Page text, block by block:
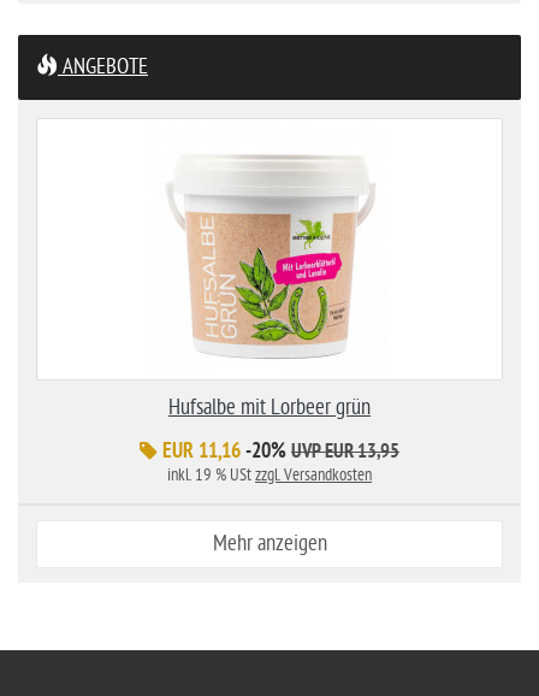
ANGEBOTE
Hufsalbe mit Lorbeer grün
EUR 11,16-20% UVP EUR 13,95
inkl. 19 % UStzzgl. Versandkosten
Mehr anzeigen